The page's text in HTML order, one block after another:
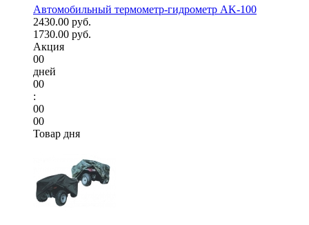
Автомобильный термометр-гидрометр AK-100
2430.00 руб.
1730.00 руб.
Акция
00
дней
00
:
00
00
Товар дня